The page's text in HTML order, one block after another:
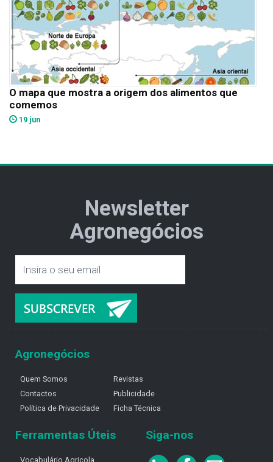
O mapa que mostra a origem dos alimentos que
comemos
19 jun
Newsletter
Agronegócios
Agronegócios
Quem Somos
Contactos
Política de Privacidade
Revistas
Publicidade
Ficha Técnica
Ferramentas Úteis
Vocabulário Agricola
Siga-nos